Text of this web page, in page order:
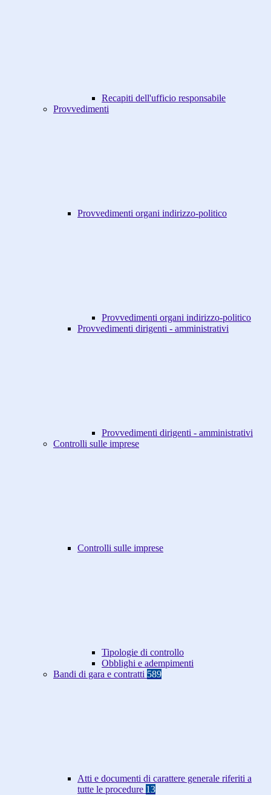
Recapiti dell'ufficio responsabile
Provvedimenti
Provvedimenti organi indirizzo-politico
Provvedimenti organi indirizzo-politico
Provvedimenti dirigenti - amministrativi
Provvedimenti dirigenti - amministrativi
Controlli sulle imprese
Controlli sulle imprese
Tipologie di controllo
Obblighi e adempimenti
Bandi di gara e contratti 589
Atti e documenti di carattere generale riferiti a
tutte le procedure 13